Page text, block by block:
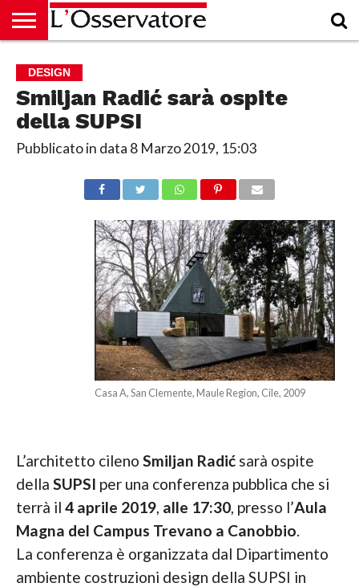
CULTURA
ECONOMIA
RUBRICHE
ARCHIVIO
PODCAST
ABBONAMENTO
CHI
SIAMO
ACCEDI
DESIGN
Smiljan Radić sarà ospite
della SUPSI
Pubblicato in data 8 Marzo 2019, 15:03
Casa A, San Clemente, Maule Region, Cile, 2009
L’architetto cileno Smiljan Radićsarà ospite
della SUPSI per una conferenza pubblica che si
terrà il 4 aprile 2019, alle 17:30, presso l’Aula
Magna del Campus Trevano a Canobbio.
La conferenza è organizzata dal Dipartimento
ambiente costruzioni design della SUPSI in